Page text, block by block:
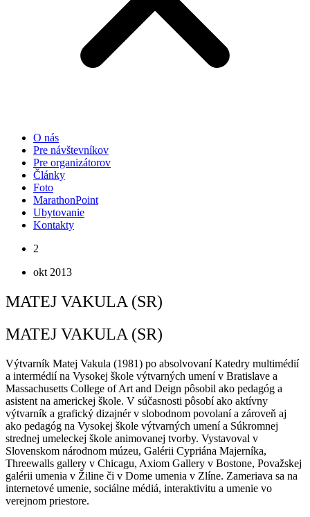
O nás
Pre návštevníkov
Pre organizátorov
Články
Foto
MarathonPoint
Ubytovanie
Kontakty
2
okt 2013
MATEJ VAKULA (SR)
MATEJ VAKULA (SR)
Výtvarník Matej Vakula (1981) po absolvovaní Katedry multimédií
a intermédií na Vysokej škole výtvarných umení v Bratislave a
Massachusetts College of Art and Deign pôsobil ako pedagóg a
asistent na americkej škole. V súčasnosti pôsobí ako aktívny
výtvarník a grafický dizajnér v slobodnom povolaní a zároveň aj
ako pedagóg na Vysokej škole výtvarných umení a Súkromnej
strednej umeleckej škole animovanej tvorby. Vystavoval v
Slovenskom národnom múzeu, Galérii Cypriána Majerníka,
Threewalls gallery v Chicagu, Axiom Gallery v Bostone, Považskej
galérii umenia v Žiline či v Dome umenia v Zlíne. Zameriava sa na
internetové umenie, sociálne médiá, interaktivitu a umenie vo
verejnom priestore.